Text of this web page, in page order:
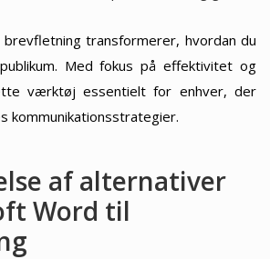
transformerer, hvordan du
Med fokus på effektivitet og
værktøj essentielt for enhver, der
kommunikationsstrategier.
af alternativer
Word til